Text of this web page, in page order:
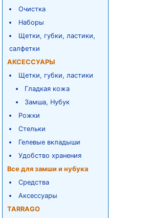
Очистка
Наборы
Щетки, губки, ластики,
салфетки
АКСЕССУАРЫ
Щетки, губки, ластики
Гладкая кожа
Замша, Нубук
Рожки
Стельки
Гелевые вкладыши
Удобство хранения
Все для замши и нубука
Средства
Аксессуары
TARRAGO